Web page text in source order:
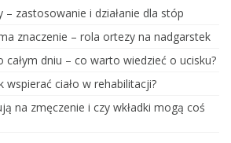
– zastosowanie i działanie dla stóp
znaczenie – rola ortezy na nadgarstek
całym dniu – co warto wiedzieć o ucisku?
wspierać ciało w rehabilitacji?
na zmęczenie i czy wkładki mogą coś